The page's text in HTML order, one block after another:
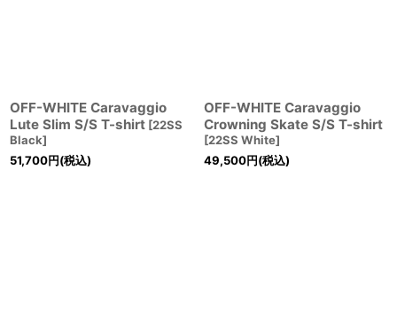
OFF-WHITE Caravaggio
Lute Slim S/S T-shirt [22SS
Black]
51,700円(税込)
OFF-WHITE Caravaggio
Crowning Skate S/S T-shirt
[22SS White]
49,500円(税込)